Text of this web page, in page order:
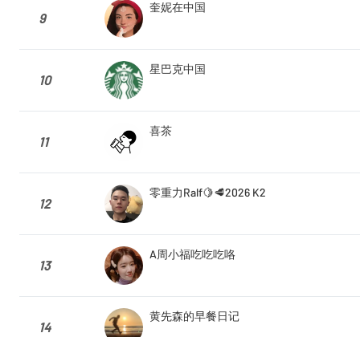
9
奎妮在中国
10
星巴克中国
11
喜茶
12
零重力Ralf🍋🥩2026 K2
13
A周小福吃吃吃咯
14
黄先森的早餐日记